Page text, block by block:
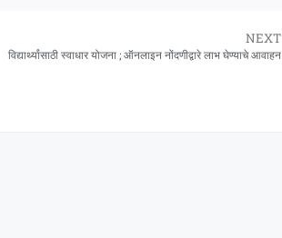
NEXT
विद्यार्थ्यांसाठी स्वाधार योजना ; ऑनलाइन नोंदणीद्वारे लाभ घेण्याचे आवाहन